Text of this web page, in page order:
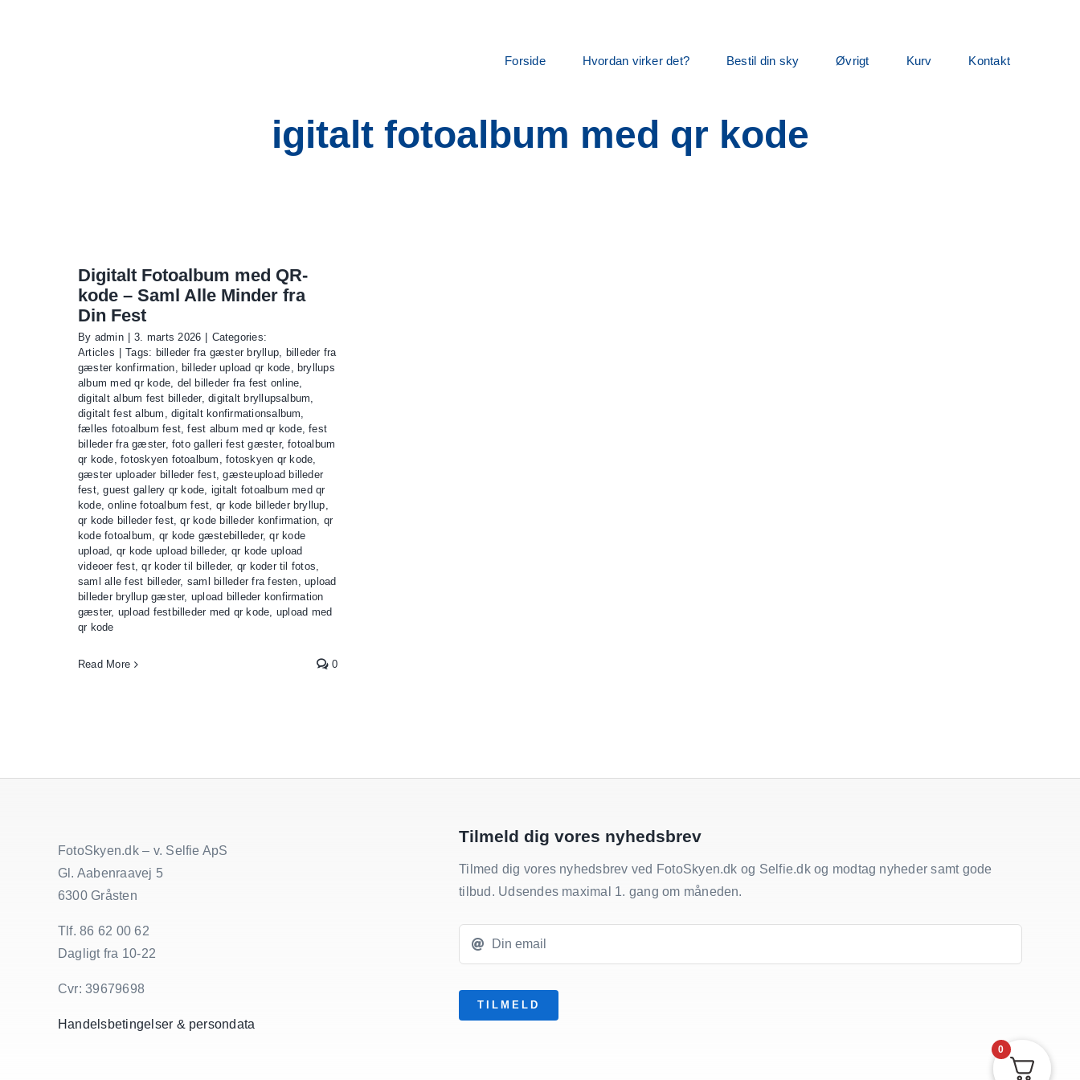
Forside Hvordan virker det? Bestil din sky Øvrigt Kurv Kontakt
igitalt fotoalbum med qr kode
Digitalt Fotoalbum med QR-
kode – Saml Alle Minder fra
Din Fest
By admin 3. marts 2026
Categories:
Articles
Tags: billeder fra gæster bryllup, billeder fra
gæster konfirmation, billeder upload qr kode, bryllups
album med qr kode, del billeder fra fest online,
digitalt album fest billeder,digitalt bryllupsalbum,
digitalt fest album , digitalt konfirmationsalbum,
fælles fotoalbum fest,fest album med qr kode,fest
billeder fra gæster, foto galleri fest gæster,fotoalbum
qr kode,fotoskyen fotoalbum ,fotoskyen qr kode,
gæster uploader billeder fest,gæsteupload billeder
fest,guest gallery qr kode, igitalt fotoalbum med qr
kode,online fotoalbum fest, qr kode billeder bryllup,
qr kode billeder fest,qr kode billeder konfirmation, qr
kode fotoalbum, qr kode gæstebilleder,qr kode
upload, qr kode upload billeder, qr kode upload
videoer fest,qr koder til billeder, qr koder til fotos,
saml alle fest billeder, saml billeder fra festen,upload
billeder bryllup gæster, upload billeder konfirmation
gæster, upload festbilleder med qr kode, upload med
qr kode
Read More 0
FotoSkyen.dk – v. Selfie ApS
Gl. Aabenraavej 5
6300 Gråsten
Tlf. 86 62 00 62
Dagligt fra 10-22
Cvr: 39679698
Handelsbetingelser & persondata
Tilmeld dig vores nyhedsbrev
Tilmed dig vores nyhedsbrev ved FotoSkyen.dk og Selfie.dk og modtag nyheder samt gode
tilbud. Udsendes maximal 1. gang om måneden.
TILMELD
0